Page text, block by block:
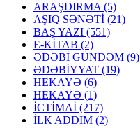
ARAŞDIRMA (5)
AŞIQ SƏNƏTİ (21)
BAŞ YAZI (551)
E-KİTAB (2)
ƏDƏBİ GÜNDƏM (9)
ƏDƏBİYYAT (19)
HEKAYƏ (6)
HEKAYƏ (1)
İCTİMAİ (217)
İLK ADDIM (2)